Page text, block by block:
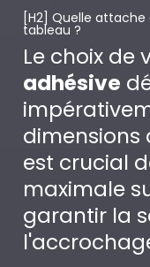
[H2] Quelle attache
tableau ?
Le choix de
adhésive
dimensions
est crucial
maximale
garantir la